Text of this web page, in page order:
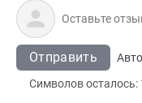
Отправить
Символов осталось: